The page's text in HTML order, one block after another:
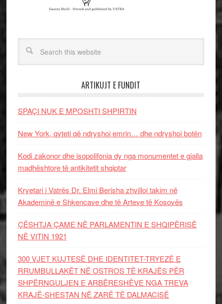
ARTIKUJT E FUNDIT
SPAÇI NUK E MPOSHTI SHPIRTIN
New York, qyteti që ndryshoi emrin… dhe ndryshoi botën
Kodi zakonor dhe isopolifonia dy nga monumentet e gjalla
madhështore të antikitetit shqiptar
Kryetari i Vatrës Dr. Elmi Berisha zhvilloi takim në
Akademinë e Shkencave dhe të Arteve të Kosovës
ÇËSHTJA ÇAME NË PARLAMENTIN E SHQIPËRISË
NË VITIN 1921
300 VJET KUJTESË DHE IDENTITET-TRYEZË E
RRUMBULLAKËT NË OSTROS TË KRAJËS PËR
SHPËRNGULJEN E ARBËRESHËVE NGA TREVA
KRAJË-SHESTAN NË ZARË TË DALMACISË